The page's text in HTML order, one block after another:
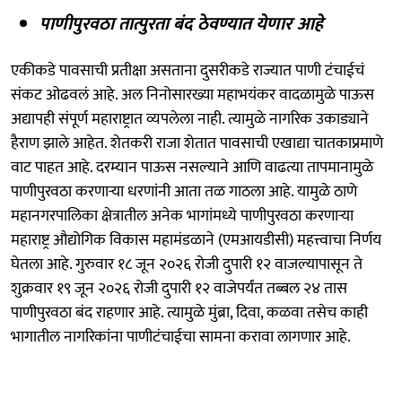
पाणीपुरवठा तात्पुरता बंद ठेवण्यात येणार आहे
एकीकडे पावसाची प्रतीक्षा असताना दुसरीकडे राज्यात पाणी टंचाईचं
संकट ओढवलं आहे. अल निनोसारख्या महाभयंकर वादळामुळे पाऊस
अद्यापही संपूर्ण महाराष्ट्रात व्यपलेला नाही. त्यामुळे नागरिक उकाड्याने
हैराण झाले आहेत. शेतकरी राजा शेतात पावसाची एखाद्या चातकाप्रमाणे
वाट पाहत आहे. दरम्यान पाऊस नसल्याने आणि वाढत्या तापमानामुळे
पाणीपुरवठा करणाऱ्या धरणांनी आता तळ गाठला आहे. यामुळे ठाणे
महानगरपालिका क्षेत्रातील अनेक भागांमध्ये पाणीपुरवठा करणाऱ्या
महाराष्ट्र औद्योगिक विकास महामंडळाने (एमआयडीसी) महत्त्वाचा निर्णय
घेतला आहे. गुरुवार १८ जून २०२६ रोजी दुपारी १२ वाजल्यापासून ते
शुक्रवार १९ जून २०२६ रोजी दुपारी १२ वाजेपर्यंत तब्बल २४ तास
पाणीपुरवठा बंद राहणार आहे. त्यामुळे मुंब्रा, दिवा, कळवा तसेच काही
भागातील नागरिकांना पाणीटंचाईचा सामना करावा लागणार आहे.